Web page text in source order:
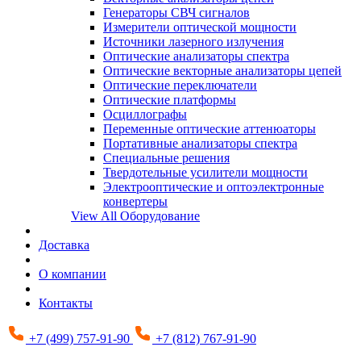
Генераторы СВЧ сигналов
Измерители оптической мощности
Источники лазерного излучения
Оптические анализаторы спектра
Оптические векторные анализаторы цепей
Оптические переключатели
Оптические платформы
Осциллографы
Переменные оптические аттенюаторы
Портативные анализаторы спектра
Специальные решения
Твердотельные усилители мощности
Электрооптические и оптоэлектронные
конвертеры
View All Оборудование
Доставка
О компании
Контакты
+7 (499) 757-91-90 +7 (812) 767-91-90